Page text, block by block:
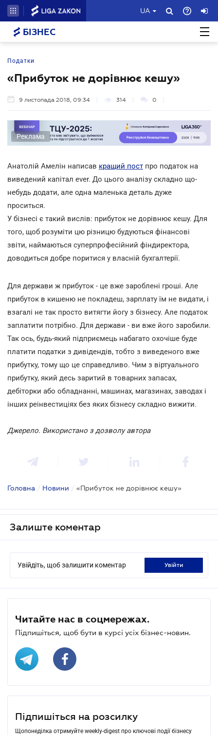
UA
БІЗНЕС
Податки
«Прибуток не дорівнює кешу»
9 листопада 2018, 09:34 314 0
Реклама
Анатолій Амелін написав кращий пост про податок на
виведений капітал ever. До цього аналізу складно що-
небудь додати, але одна маленька деталь дуже
проситься.
У бізнесі є такий вислів: прибуток не дорівнює кешу. Для
того, щоб розуміти цю різницю будуються фінансові
звіти, наймаються суперпрофесійний фіндиректора,
доводиться добре поритися у власній бухгалтерії.
Для держави ж прибуток - це вже зароблені гроші. Але
прибуток в кишеню не покладеш, зарплату їм не видати, і
взагалі не так просто витягти йогу з бізнесу. Але податок
заплатити потрібно. Для держави - ви вже його заробили.
Так ось, будь-який підприємець набагато охочіше буде
платити податки з дивідендів, тобто з виведеного вже
прибутку, тому що це справедливо. Чим з віртуального
прибутку, який десь заритий в товарних запасах,
дебіторки або обладнанні, машинах, магазинах, заводах і
інших реінвестиціях без яких бізнесу складно вижити.
Джерело. Використано з дозволу автора
Головна / Новини / «Прибуток не дорівнює кешу»
Залиште коментар
Увійдіть, щоб залишити коментар увійти
Читайте нас в соцмережах.
Підпишіться, щоб бути в курсі усіх бізнес-новин.
Підпишіться на розсилку
Щопонеділка отримуйте weekly-digest про ключові події бізнесу